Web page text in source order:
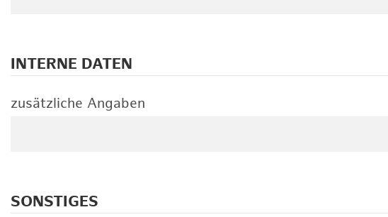
INTERNE DATEN
zusätzliche Angaben
SONSTIGES